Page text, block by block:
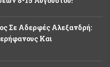
Σε Αδερφές Αλεξανδρή:
Και